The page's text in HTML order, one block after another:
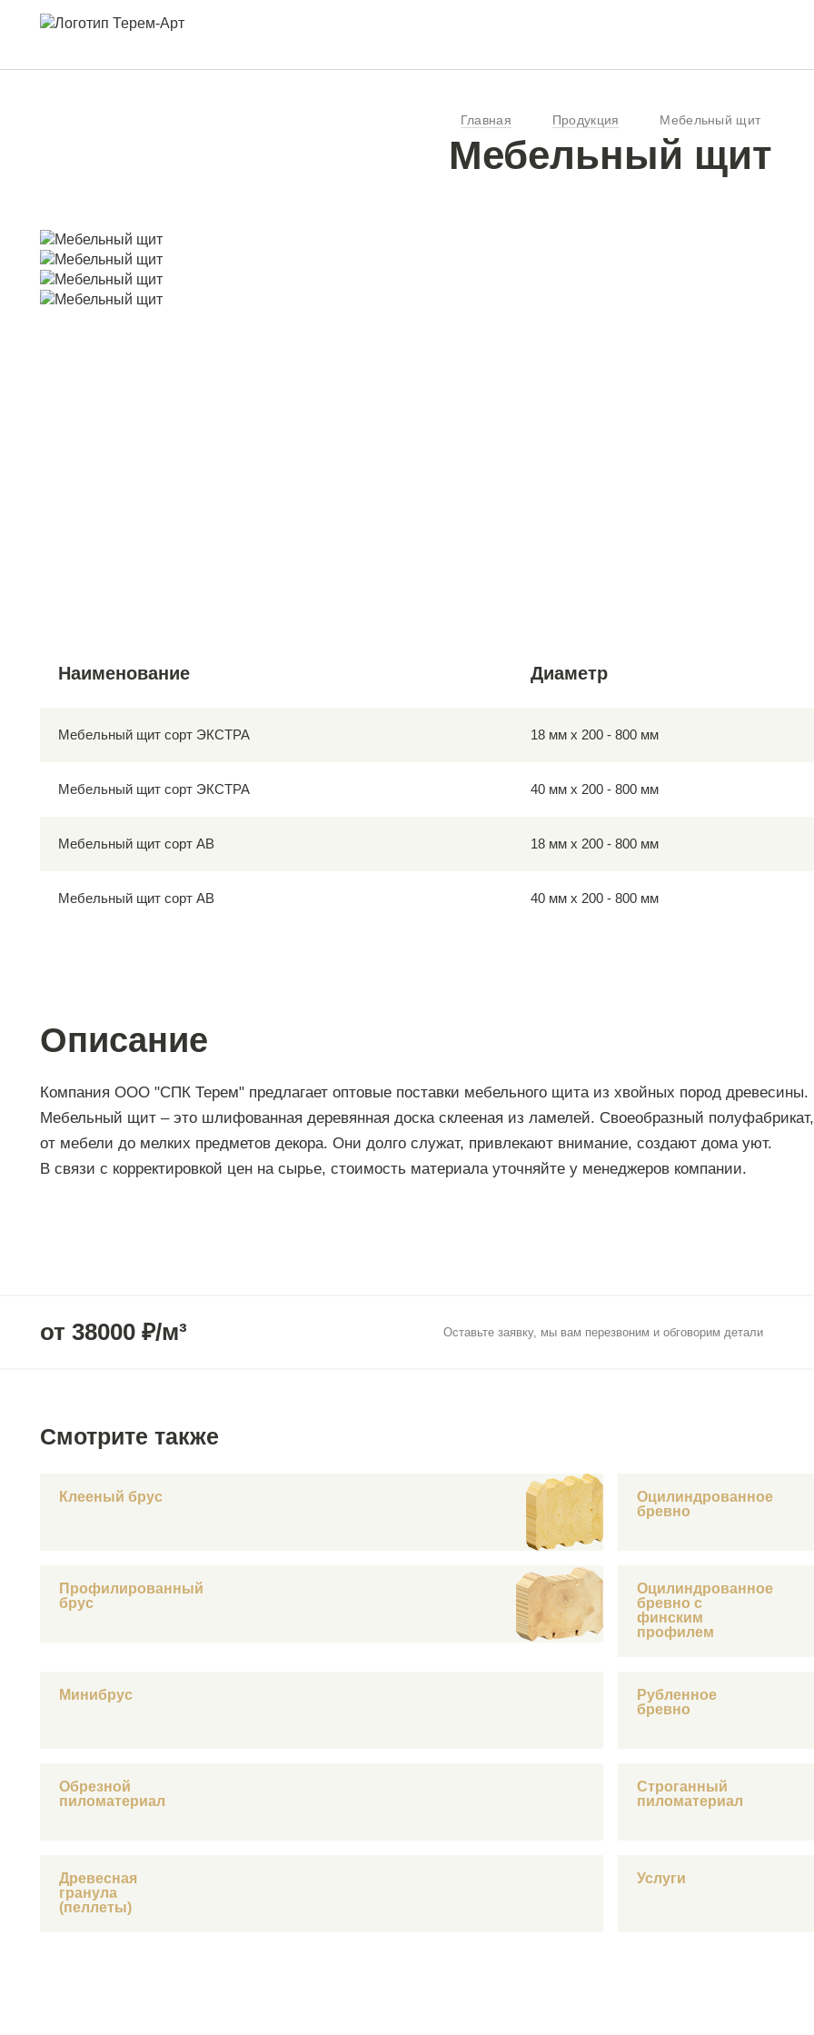
Покупка в кредит
Работы
Главная Продукция Мебельный щит
Мебельный щит
Наименование Диаметр
Мебельный щит сорт ЭКСТРА 18 мм х 200 - 800 мм
Мебельный щит сорт ЭКСТРА 40 мм х 200 - 800 мм
Мебельный щит сорт АВ 18 мм х 200 - 800 мм
Мебельный щит сорт АВ 40 мм х 200 - 800 мм
Описание
Компания ООО "СПК Терем" предлагает оптовые поставки мебельного щита из хвойных пород древесины.
Мебельный щит – это шлифованная деревянная доска склееная из ламелей. Своеобразный полуфабрикат,
от мебели до мелких предметов декора. Они долго служат, привлекают внимание, создают дома уют.
В связи с корректировкой цен на сырье, стоимость материала уточняйте у менеджеров компании.
от 38000 ₽/м³ Оставьте заявку, мы вам перезвоним и обговорим детали
Смотрите также
Клееный брус
Оцилиндрованное
бревно
Профилированный
брус
Оцилиндрованное
бревно с
финским
профилем
Минибрус
Рубленное
бревно
Обрезной
пиломатериал
Строганный
пиломатериал
Древесная
гранула
(пеллеты)
Услуги